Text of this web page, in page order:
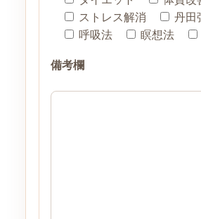
ストレス解消
丹田
呼吸法
瞑想法
備考欄